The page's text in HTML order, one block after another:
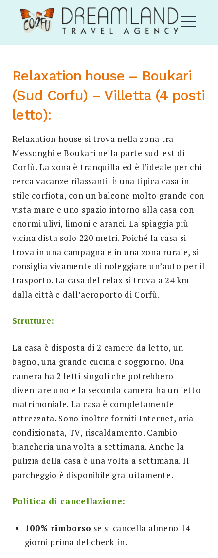
content
Corfu Dream Land
EXPAND
Search
SEARCH
Relaxation house – Boukari
(Sud Corfu) – Villetta (4 posti
letto):
Relaxation house si trova nella zona tra
Messonghi e Boukari nella parte sud-est di
Corfù. La zona è tranquilla ed è l’ideale per chi
cerca vacanze rilassanti. È una tipica casa in
stile corfiota, con un balcone molto grande con
vista mare e uno spazio intorno alla casa con
enormi ulivi, limoni e aranci. La spiaggia più
vicina dista solo 220 metri. Poiché la casa si
trova in una campagna e in una zona rurale, si
consiglia vivamente di noleggiare un’auto per il
trasporto. La casa del relax si trova a 24 km
dalla città e dall’aeroporto di Corfù.
Strutture:
La casa è disposta di 2 camere da letto, un
bagno, una grande cucina e soggiorno. Una
camera ha 2 letti singoli che potrebbero
diventare uno e la seconda camera ha un letto
matrimoniale. La casa è completamente
attrezzata. Sono inoltre forniti Internet, aria
condizionata, TV, riscaldamento. Cambio
biancheria una volta a settimana. Anche la
pulizia della casa è una volta a settimana. Il
parcheggio è disponibile gratuitamente.
Politica di cancellazione:
100% rimborso se si cancella almeno 14
giorni prima del check-in.